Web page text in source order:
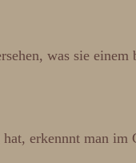
was sie
erkennnt man im